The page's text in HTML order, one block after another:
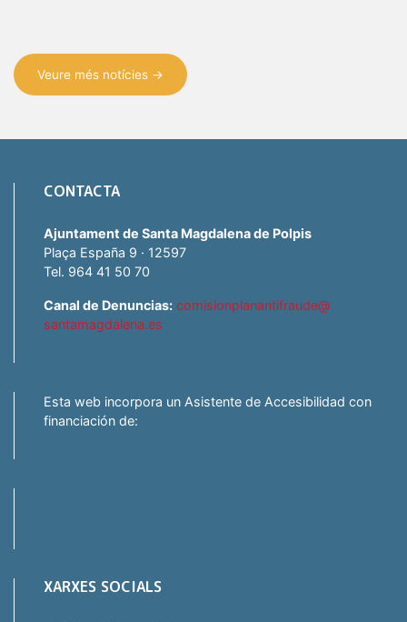
Veure més notícies →
CONTACTA
Ajuntament de Santa Magdalena de Polpis
Plaça España 9 · 12597
Tel. 964 41 50 70
Canal de Denuncias: comisionplanantifraude@
santamagdalena.es
Esta web incorpora un Asistente de Accesibilidad con
financiación de:
XARXES SOCIALS